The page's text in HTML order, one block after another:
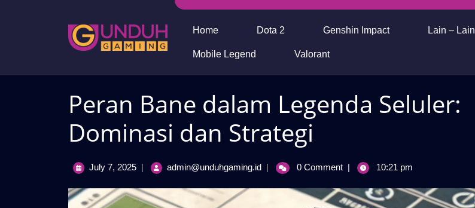
Home Dota 2 Genshin Impact Lain – Lain
Mobile Legend Valorant
Peran Bane dalam Legenda Seluler:
Dominasi dan Strategi
July 7, 2025July
2025
| admin@unduhgaming.idPeran
| 0 Comment | 10:21 pm